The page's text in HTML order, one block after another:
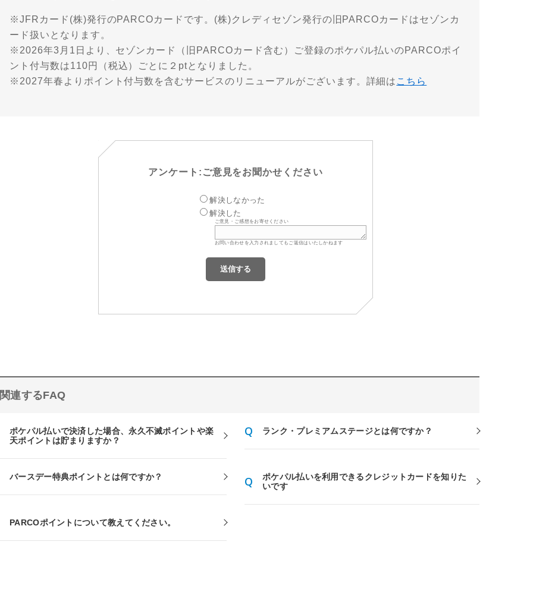
※JFRカード(株)発行のPARCOカードです。(株)クレディセゾン発行の旧PARCOカードはセゾンカ
ード扱いとなります。
※2026年3月1日より、セゾンカード（旧PARCOカード含む）ご登録のポケパル払いのPARCOポイ
ント付与数は110円（税込）ごとに２ptとなりました。
※2027年春よりポイント付与数を含むサービスのリニューアルがございます。詳細は こちら
アンケート:ご意見をお聞かせください
解決しなかった
解決した
ご意見・ご感想をお寄せください
お問い合わせを入力されましてもご返信はいたしかねます
関連するFAQ
ポケパル払いで決済した場合、永久不滅ポイントや楽
天ポイントは貯まりますか？
ランク・プレミアムステージとは何ですか？
バースデー特典ポイントとは何ですか？
ポケパル払いを利用できるクレジットカードを知りた
いです
PARCOポイントについて教えてください。